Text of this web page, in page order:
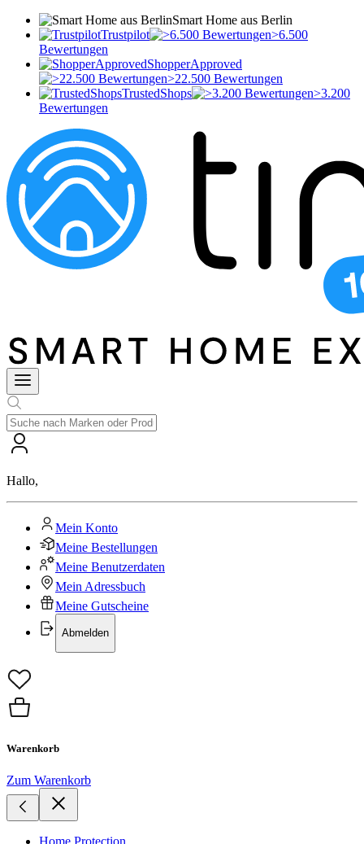
Smart Home aus Berlin
Trustpilot
>6.500
Bewertungen
ShopperApproved
>22.500 Bewertungen
TrustedShops
>3.200
Bewertungen
Hallo,
Mein Konto
Meine Bestellungen
Meine Benutzerdaten
Mein Adressbuch
Meine Gutscheine
Abmelden
Warenkorb
Zum Warenkorb
Home Protection